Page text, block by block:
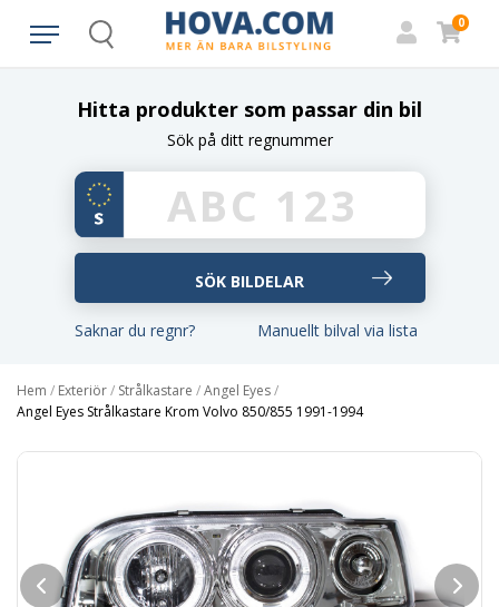
Search
0
Hitta produkter som passar din bil
Sök på ditt regnummer
Saknar du regnr? Manuellt bilval via lista
Hem / Exteriör/ Strålkastare /Angel Eyes/
Angel Eyes Strålkastare Krom Volvo 850/855 1991-1994